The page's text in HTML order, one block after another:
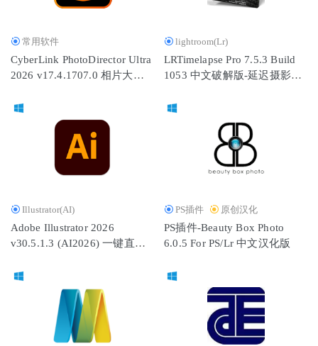
常用软件
CyberLink PhotoDirector Ultra
2026 v17.4.1707.0 相片大师
lightroom(Lr)
LRTimelapse Pro 7.5.3 Build
1053 中文破解版-延迟摄影编
Illustrator(AI)
Adobe Illustrator 2026
v30.5.1.3 (AI2026) 一键直装
PS插件 原创汉化
PS插件-Beauty Box Photo
6.0.5 For PS/Lr 中文汉化版